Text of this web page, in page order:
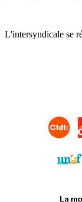
L'intersyndicale se